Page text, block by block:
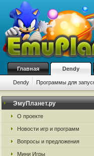
Главная Dendy
Dendy Программы для
ЭмуПланет.ру
О проекте
Новости игр и программ
Вопросы и предложения
Мини Игры